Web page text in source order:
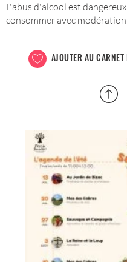
L'abus d'alcool est
consommer avec modération
AJOUTER AU CARNET